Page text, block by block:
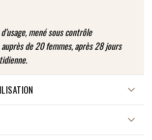
mené sous contrôle
de 20 femmes, après 28 jours
ou simplement tonifier
quotidiennement la Lotion tonique